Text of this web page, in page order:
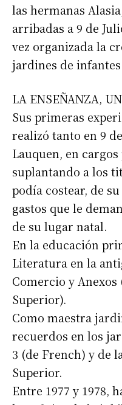
las hermanas
arribadas a 9 de
vez organizada la
jardines de
LA ENSEÑANZA,
Sus primeras
realizó tanto en 9
Lauquen, en
suplantando a los
podía costear, de
gastos que le
de su lugar natal.
En la educación
Literatura en la
Comercio y
Superior).
Como maestra
recuerdos en los
3 (de French) y de
Superior.
Entre 1977 y 1978,